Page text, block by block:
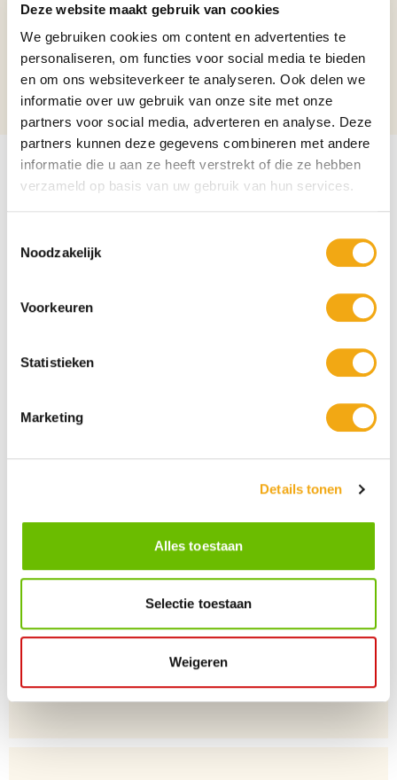
Deze website maakt gebruik van cookies
We gebruiken cookies om content en advertenties te
personaliseren, om functies voor social media te bieden
en om ons websiteverkeer te analyseren. Ook delen we
informatie over uw gebruik van onze site met onze
partners voor social media, adverteren en analyse. Deze
partners kunnen deze gegevens combineren met andere
informatie die u aan ze heeft verstrekt of die ze hebben
verzameld op basis van uw gebruik van hun services.
Noodzakelijk
Voorkeuren
Statistieken
Marketing
Details tonen
Alles toestaan
Selectie toestaan
Weigeren
Aantal per verpakking 1
Alcoholpercentage 15%
Maandag t/m vrijdag van 09.00 tot 16.00 staat onze
Al sinds 2012 dé (online) drankengroothandel in de Benelux
Gratis verzending vanaf €75,-